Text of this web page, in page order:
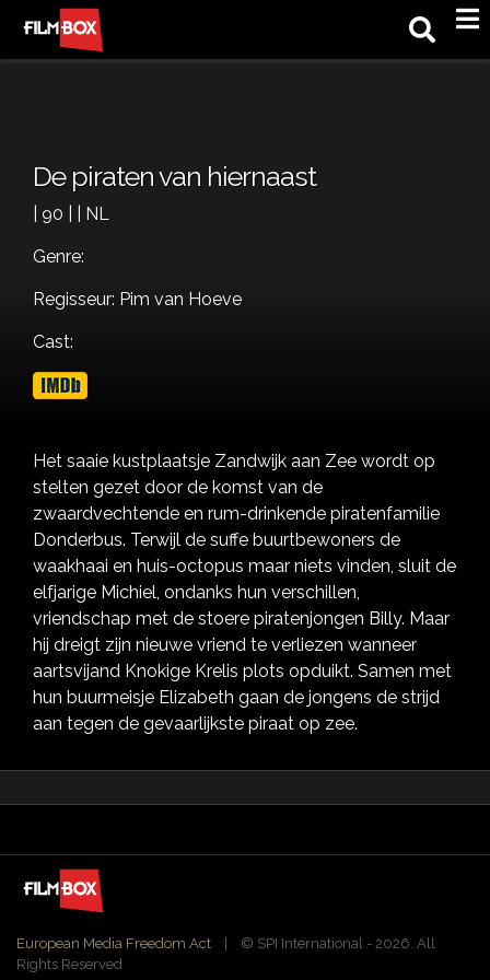
De piraten van hiernaast
| 90 | | NL
Genre:
Regisseur: Pim van Hoeve
Cast:
Het saaie kustplaatsje Zandwijk aan Zee wordt op
stelten gezet door de komst van de
zwaardvechtende en rum-drinkende piratenfamilie
Donderbus. Terwijl de suffe buurtbewoners de
waakhaai en huis-octopus maar niets vinden, sluit de
elfjarige Michiel, ondanks hun verschillen,
vriendschap met de stoere piratenjongen Billy. Maar
hij dreigt zijn nieuwe vriend te verliezen wanneer
aartsvijand Knokige Krelis plots opduikt. Samen met
hun buurmeisje Elizabeth gaan de jongens de strijd
aan tegen de gevaarlijkste piraat op zee.
European Media Freedom Act | ©️ SPI International - 2026. All
Rights Reserved